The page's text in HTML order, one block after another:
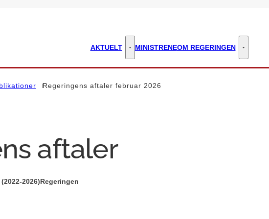
AKTUELT Aktuelt - Flere links
MINISTRENEOM REGERINGEN Om
Regeringens aftaler februar 2026
aftaler
2026)Regeringen